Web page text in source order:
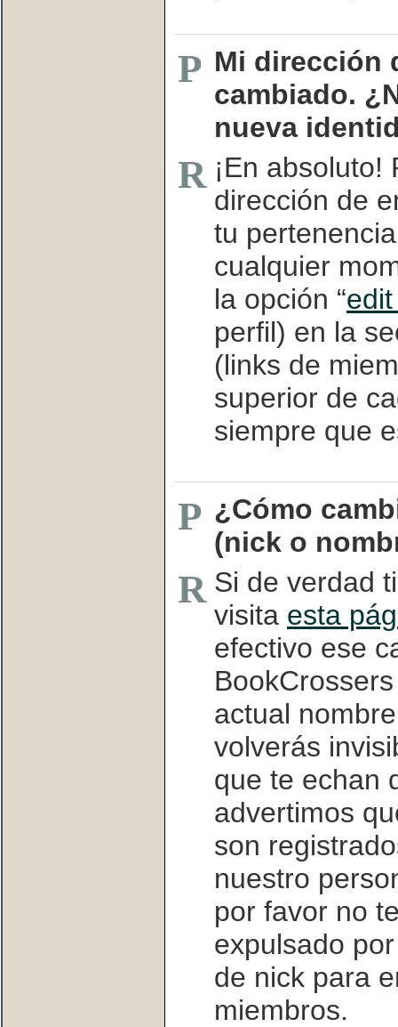
P Mi dirección
cambiado.
nueva
R ¡En absoluto!
dirección de
tu
cualquier
la opción “
perfil) en la
(links de
superior de
siempre que
P ¿Cómo
(nick o
R Si de verdad
visita esta
efectivo ese
actual
volverás
que te echan
advertimos
son
nuestro
por favor no
expulsado
de nick para
miembros.